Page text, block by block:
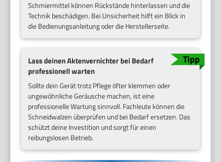
Schmiermittel können Rückstände hinterlassen und die
Technik beschädigen. Bei Unsicherheit hilft ein Blick in
die Bedienungsanleitung oder die Herstellerseite.
Lass deinen Aktenvernichter bei Bedarf
professionell warten
Sollte dein Gerät trotz Pflege öfter klemmen oder
ungewöhnliche Geräusche machen, ist eine
professionelle Wartung sinnvoll. Fachleute können die
Schneidwalzen überprüfen und bei Bedarf ersetzen. Das
schützt deine Investition und sorgt für einen
reibungslosen Betrieb.